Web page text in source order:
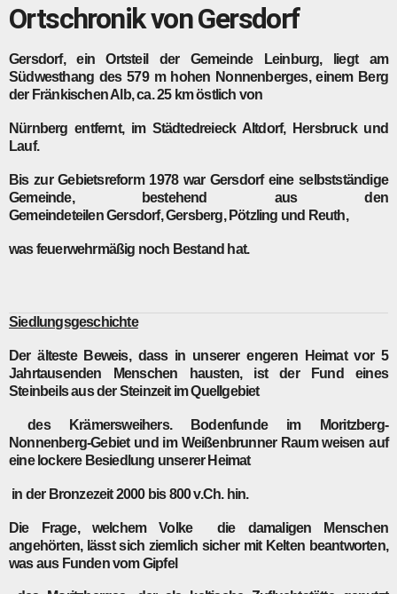
Ortschronik von Gersdorf
Gersdorf, ein Ortsteil der Gemeinde Leinburg, liegt am
Südwesthang des 579 m hohen Nonnenberges, einem Berg
der Fränkischen Alb, ca. 25 km östlich von
Nürnberg entfernt, im Städtedreieck Altdorf, Hersbruck und
Lauf.
Bis zur Gebietsreform 1978 war Gersdorf eine selbstständige
Gemeinde, bestehend aus den
GemeindeteilenGersdorf,Gersberg,Pötzling und Reuth,
was feuerwehrmäßig noch Bestand hat.
Siedlungsgeschichte
Der älteste Beweis, dass in unserer engeren Heimat vor 5
Jahrtausenden Menschen hausten, ist der Fund eines
Steinbeils aus der Steinzeit im Quellgebiet
des Krämersweihers. Bodenfunde im Moritzberg-
Nonnenberg-Gebiet und im Weißenbrunner Raum weisen auf
eine lockere Besiedlung unserer Heimat
in der Bronzezeit 2000 bis 800 v.Ch. hin.
Die Frage, welchem Volke die damaligen Menschen
angehörten, lässt sich ziemlich sicher mit Kelten beantworten,
was aus Funden vom Gipfel